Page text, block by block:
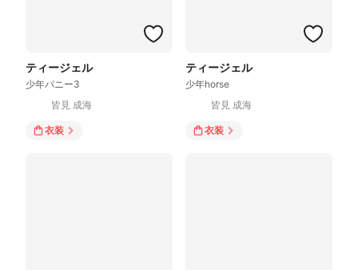
ティージェル
少年バニー3
皆見 成海
衣装
ティージェル
少年horse
皆見 成海
衣装